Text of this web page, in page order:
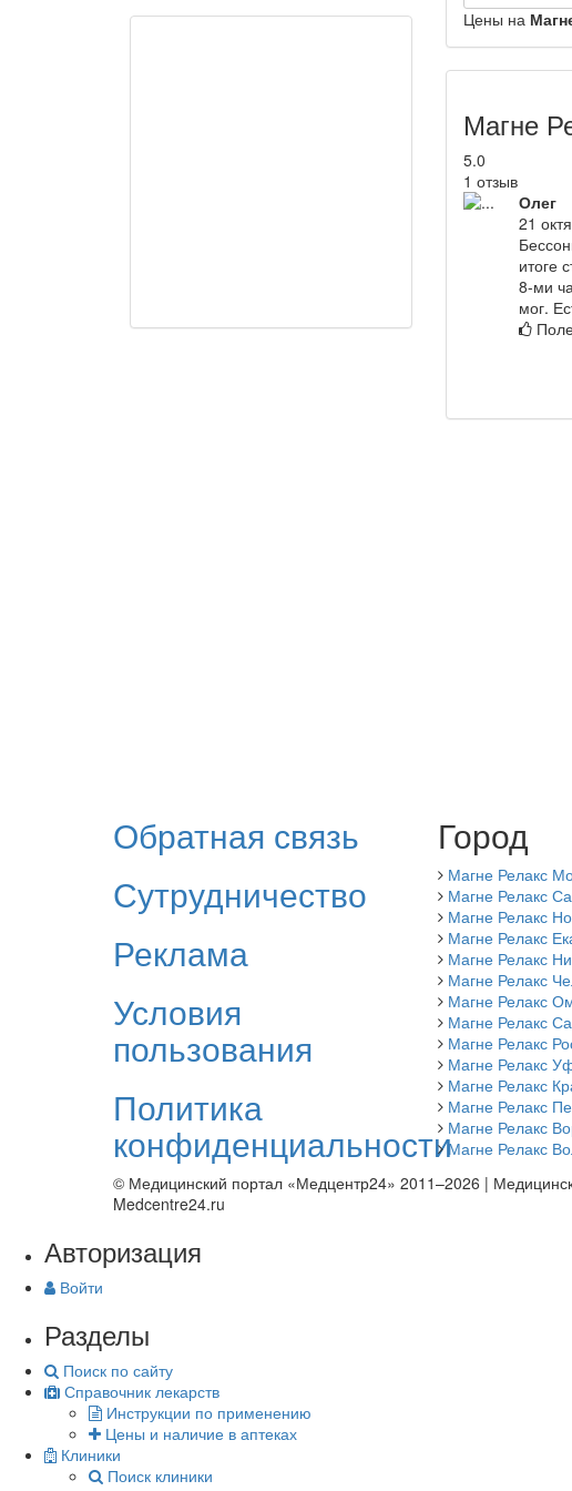
Цены на
Магне
5.0
1 отзыв
Олег
21
итоге
8-ми
мог.
Обратная связь
Сутрудничество
Реклама
Условия
пользования
Политика
конфиденциальности
Город
Магне Релакс
Магне Релакс
Магне Релакс
Магне Релакс
Магне Релакс
Магне Релакс
Магне Релакс
Магне Релакс
Магне Релакс
Магне Релакс
Магне Релакс
Магне Релакс
Магне Релакс
Магне Релакс
© Медицинский портал «Медцентр24» 2011–2026 |
Medcentre24.ru
Авторизация
Войти
Разделы
Поиск по сайту
Справочник лекарств
Инструкции по применению
Цены и наличие в аптеках
Клиники
Поиск клиники